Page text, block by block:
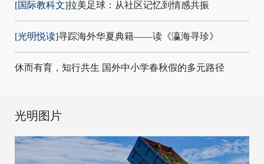
[国际教科文]拉美足球：从社区记忆到情感共振
[光明悦读]寻踪海外华夏典籍——读《瀛海寻珍》
休而有育，知行共生 国外中小学春秋假的多元路径
光明图片